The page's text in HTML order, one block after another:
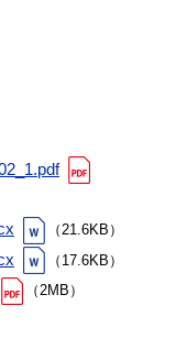
（21.6KB）
（17.6KB）
（2MB）